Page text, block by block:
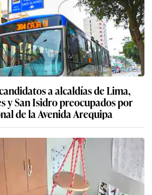
a alcaldías de Lima,
y San Isidro preocupados por
de la Avenida Arequipa